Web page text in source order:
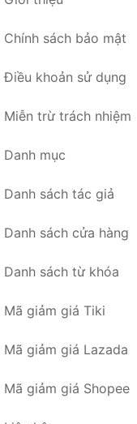
Chính sách bảo mật
Điều khoản sử dụng
Miễn trừ trách nhiệm
Danh mục
Danh sách tác giả
Danh sách cửa hàng
Danh sách từ khóa
Mã giảm giá Tiki
Mã giảm giá Lazada
Mã giảm giá Shopee